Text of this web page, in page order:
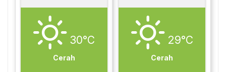
30°C
Cerah
29°C
Cerah